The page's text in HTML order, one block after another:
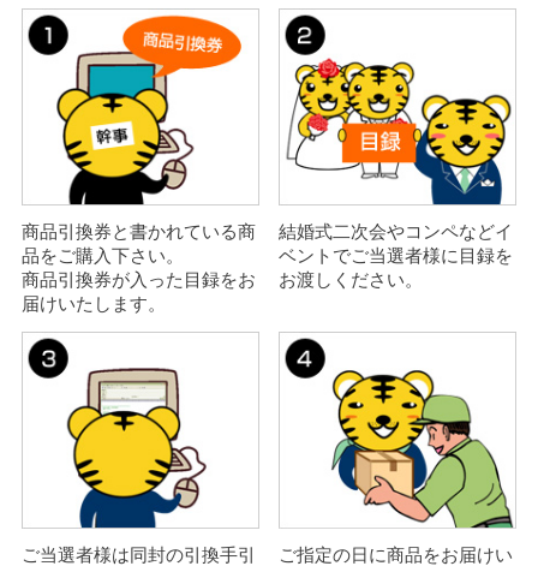
商品引換券と書かれている商
品をご購入下さい。
商品引換券が入った目録をお
届けいたします。
結婚式二次会やコンペなどイ
ベントでご当選者様に目録を
お渡しください。
ご当選者様は同封の引換手引
ご指定の日に商品をお届けい